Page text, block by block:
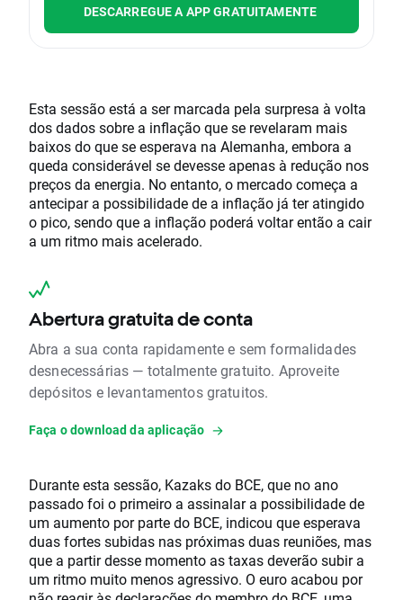
DESCARREGUE A APP GRATUITAMENTE
Esta sessão está a ser marcada pela surpresa à volta
dos dados sobre a inflação que se revelaram mais
baixos do que se esperava na Alemanha, embora a
queda considerável se devesse apenas à redução nos
preços da energia. No entanto, o mercado começa a
antecipar a possibilidade de a inflação já ter atingido
o pico, sendo que a inflação poderá voltar então a cair
a um ritmo mais acelerado.
Abertura gratuita de conta
Abra a sua conta rapidamente e sem formalidades
desnecessárias — totalmente gratuito. Aproveite
depósitos e levantamentos gratuitos.
Faça o download da aplicação
Durante esta sessão, Kazaks do BCE, que no ano
passado foi o primeiro a assinalar a possibilidade de
um aumento por parte do BCE, indicou que esperava
duas fortes subidas nas próximas duas reuniões, mas
que a partir desse momento as taxas deverão subir a
um ritmo muito menos agressivo. O euro acabou por